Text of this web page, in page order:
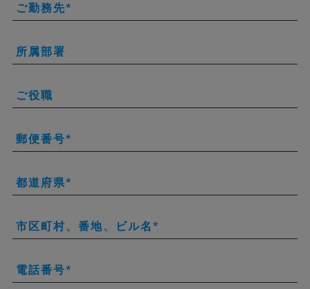
ご勤務先
所属部署
ご役職
郵便番号
都道府県
市区町村、番地、ビル名
電話番号